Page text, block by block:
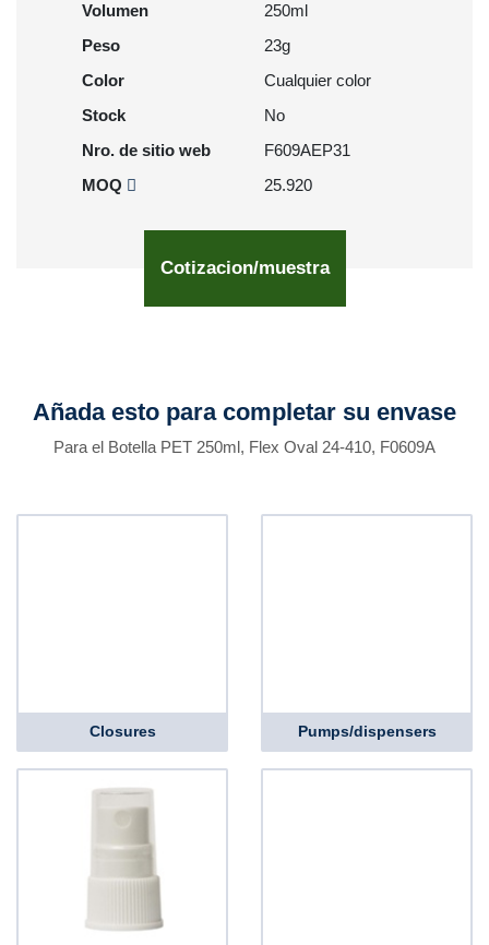
Volumen
250ml
Peso
23g
Color
Cualquier color
Stock
No
Nro. de sitio web
F609AEP31
MOQ
25.920
Cotizacion/muestra
Añada esto para completar su envase
Para el Botella PET 250ml, Flex Oval 24-410, F0609A
Closures Pumps/dispensers